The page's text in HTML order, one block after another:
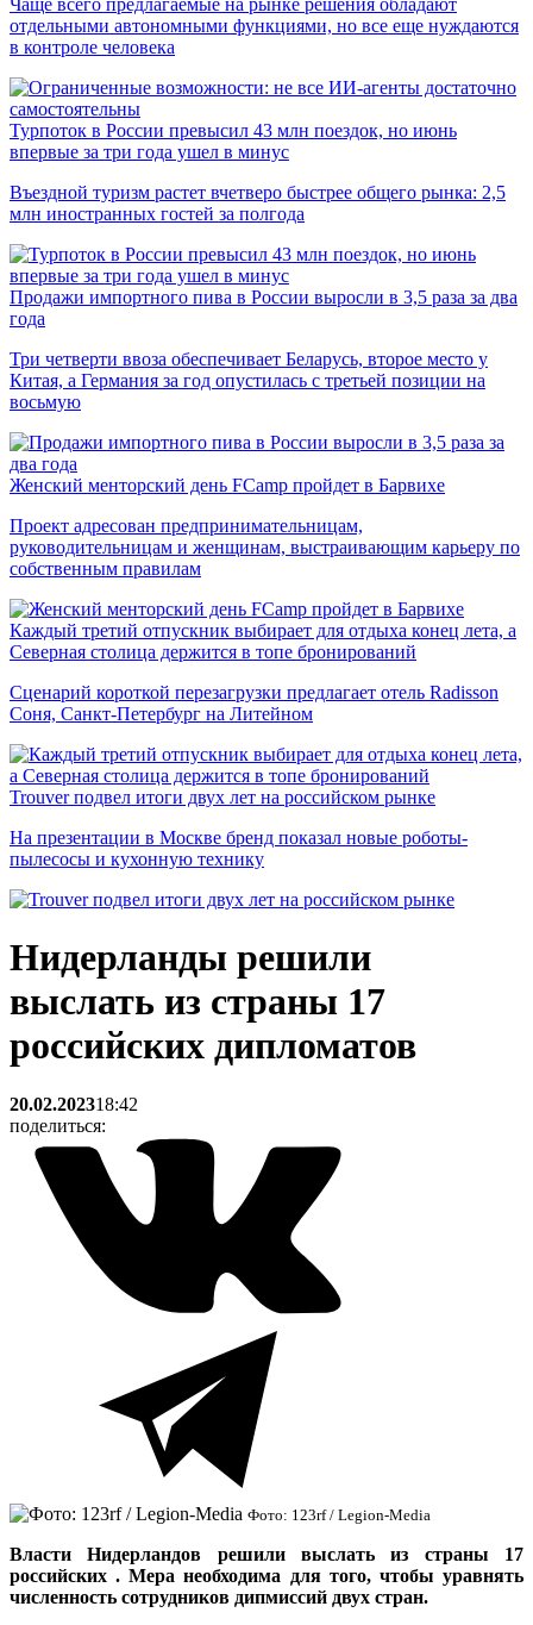
Чаще всего предлагаемые на рынке решения обладают
отдельными автономными функциями, но все еще нуждаются
в контроле человека
Турпоток в России превысил 43 млн поездок, но июнь
впервые за три года ушел в минус
Въездной туризм растет вчетверо быстрее общего рынка: 2,5
млн иностранных гостей за полгода
Продажи импортного пива в России выросли в 3,5 раза за два
года
Три четверти ввоза обеспечивает Беларусь, второе место у
Китая, а Германия за год опустилась с третьей позиции на
восьмую
Женский менторский день FCamp пройдет в Барвихе
Проект адресован предпринимательницам,
руководительницам и женщинам, выстраивающим карьеру по
собственным правилам
Каждый третий отпускник выбирает для отдыха конец лета, а
Северная столица держится в топе бронирований
Сценарий короткой перезагрузки предлагает отель Radisson
Соня, Санкт-Петербург на Литейном
Trouver подвел итоги двух лет на российском рынке
На презентации в Москве бренд показал новые роботы-
пылесосы и кухонную технику
Нидерланды решили
выслать из страны 17
российских дипломатов
20.02.202318:42
поделиться:
Фото: 123rf / Legion-Media
Власти Нидерландов решили выслать из страны 17
российских . Мера необходима для того, чтобы уравнять
численность сотрудников дипмиссий двух стран.